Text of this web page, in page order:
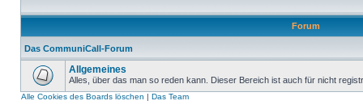
Forum
Das CommuniCall-Forum
Allgemeines
Alles, über das man so reden kann. Dieser Bereich ist auch für nicht
Alle Cookies des Boards löschen | Das Team